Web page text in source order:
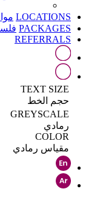
LOCATIONS
PACKAGES
REFERRALS
TEXT SIZE
حجم الخط
GREYSCALE
رمادي
COLOR
مقياس رمادي